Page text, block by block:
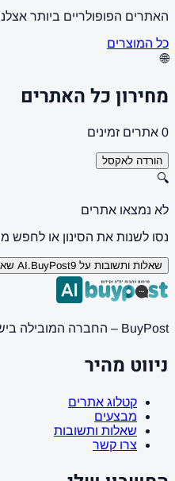
האתרים הפופולריים ביותר
כל המוצרים
🌐
מחירון כל האתרים
0 אתרים זמינים
הורדה לאקסל
🔍
לא נמצאו אתרים
נסו לשנות את הסינון או לחפש
שאלות ותשובות על AI.BuyPost 9 שאלות נפוצות · לחצו לצפייה
BuyPost – החברה המובילה בישראל לפרסום כתבות תוכן וקישורים באתרי חדשות ותוכן מובילים. מחירון מעודכן, כתיבת AI מתקדמת, קידום אתרים SEO מקצועי. 11 שנות ניסיון ואלפי לקוחות מרוצים.
ניווט מהיר
קטלוג אתרים
מבצעים
שאלות ותשובות
צרו קשר